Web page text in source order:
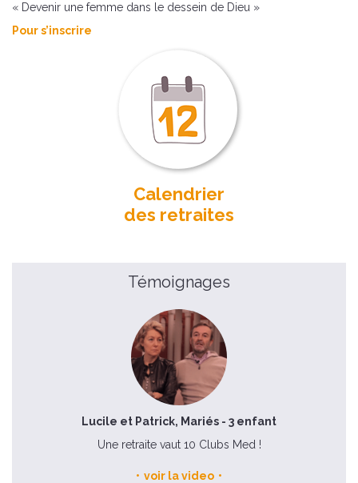
« Devenir une femme dans le dessein de Dieu »
Pour s’inscrire
Calendrier
des retraites
Témoignages
Lucile et Patrick, Mariés - 3 enfant
Une retraite vaut 10 Clubs Med !
voir la video